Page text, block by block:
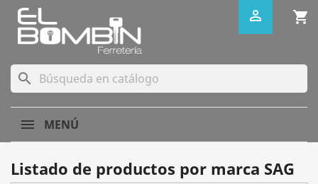
shopping_cart

search
MENÚ
Listado de productos por marca SAG